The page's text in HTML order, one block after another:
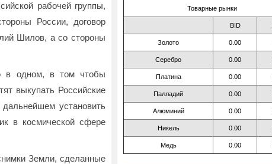
рабочей группы,
России, договор
Шилов, а со стороны
в одном, в том чтобы
выкупать Российские
установить
в космической сфере
Земли, сделанные
Товарные рынки
BID
Золото 0.00
Серебро 0.00
Платина 0.00
Палладий 0.00
Алюминий 0.00
Никель 0.00
Медь 0.00